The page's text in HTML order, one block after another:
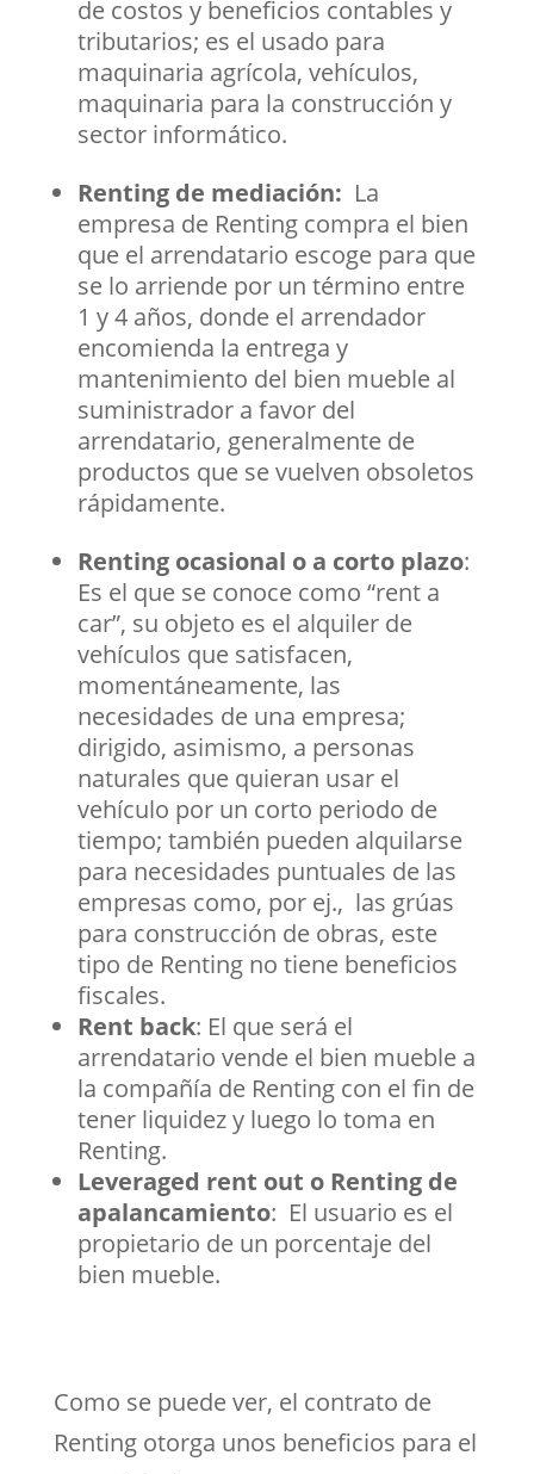
de costos y beneficios contables y
tributarios; es el usado para
maquinaria agrícola, vehículos,
maquinaria para la construcción y
sector informático.
Renting de mediación: La
empresa de Renting compra el bien
que el arrendatario escoge para que
se lo arriende por un término entre
1 y 4 años, donde el arrendador
encomienda la entrega y
mantenimiento del bien mueble al
suministrador a favor del
arrendatario, generalmente de
productos que se vuelven obsoletos
rápidamente.
Renting ocasional o a corto plazo:
Es el que se conoce como “rent a
car”, su objeto es el alquiler de
vehículos que satisfacen,
momentáneamente, las
necesidades de una empresa;
dirigido, asimismo, a personas
naturales que quieran usar el
vehículo por un corto periodo de
tiempo; también pueden alquilarse
para necesidades puntuales de las
empresas como, por ej., las grúas
para construcción de obras, este
tipo de Renting no tiene beneficios
fiscales.
Rent back: El que será el
arrendatario vende el bien mueble a
la compañía de Renting con el fin de
tener liquidez y luego lo toma en
Renting.
Leveraged rent out o Renting de
apalancamiento: El usuario es el
propietario de un porcentaje del
bien mueble.
Como se puede ver, el contrato de
Renting otorga unos beneficios para el